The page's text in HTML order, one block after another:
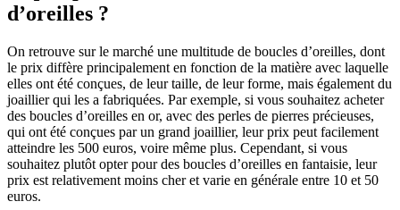
d’oreilles ?
On retrouve sur le marché une multitude de boucles d’oreilles, dont
le prix diffère principalement en fonction de la matière avec laquelle
elles ont été conçues, de leur taille, de leur forme, mais également du
joaillier qui les a fabriquées. Par exemple, si vous souhaitez acheter
des boucles d’oreilles en or, avec des perles de pierres précieuses,
qui ont été conçues par un grand joaillier, leur prix peut facilement
atteindre les 500 euros, voire même plus. Cependant, si vous
souhaitez plutôt opter pour des boucles d’oreilles en fantaisie, leur
prix est relativement moins cher et varie en générale entre 10 et 50
euros.